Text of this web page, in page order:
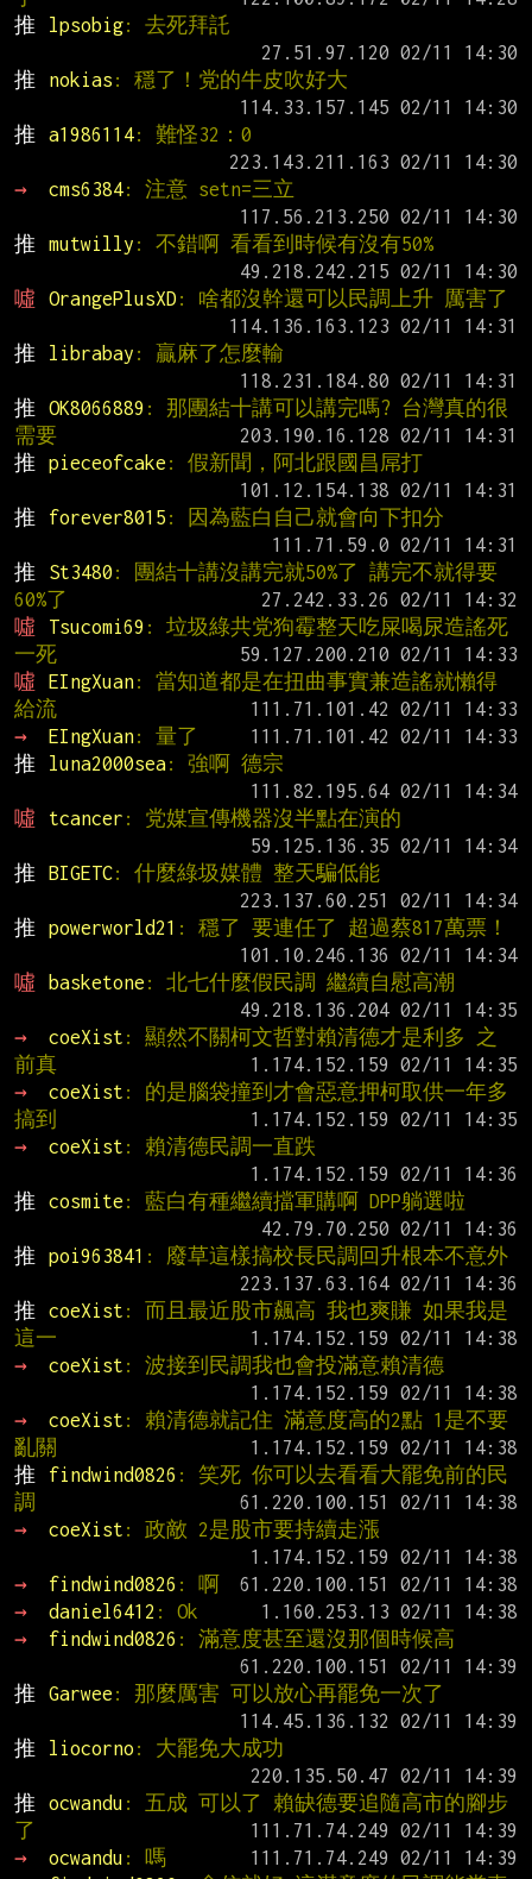
推
lpsobig: 去死拜託
推
nokias : 穩了！党的牛皮吹好大
推
a1986114: 難怪32：0
→
cms6384: 注意 setn=三立
推
mutwilly : 不錯啊 看看到時候有沒有50%
噓
OrangePlusXD : 啥都沒幹還可以民調上升 厲害了
推
librabay : 贏麻了怎麼輸
推
OK8066889 : 那團結十講可以講完嗎? 台灣真的很
需要
推
pieceofcake : 假新聞，阿北跟國昌屌打
推
forever8015 : 因為藍白自己就會向下扣分
推
St3480 : 團結十講沒講完就50%了 講完不就得要
60%了
噓
Tsucomi69 : 垃圾綠共党狗霉整天吃屎喝尿造謠死
一死
噓
EIngXuan: 當知道都是在扭曲事實兼造謠就懶得
給流
→
EIngXuan: 量了
推
luna2000sea: 強啊 德宗
噓
tcancer : 党媒宣傳機器沒半點在演的
推
BIGETC: 什麼綠圾媒體 整天騙低能
推
powerworld21 : 穩了 要連任了 超過蔡817萬票！
噓
basketone : 北七什麼假民調 繼續自慰高潮
→
coeXist : 顯然不關柯文哲對賴清德才是利多 之
前真
→
coeXist : 的是腦袋撞到才會惡意押柯取供一年多
搞到
→
coeXist : 賴清德民調一直跌
推
cosmite : 藍白有種繼續擋軍購啊 DPP躺選啦
推
poi963841 : 廢草這樣搞校長民調回升根本不意外
推
coeXist : 而且最近股市飆高 我也爽賺 如果我是
這一
→
coeXist : 波接到民調我也會投滿意賴清德
→
coeXist : 賴清德就記住 滿意度高的2點 1是不要
亂關
推
findwind0826 : 笑死 你可以去看看大罷免前的民
調
→
coeXist : 政敵 2是股市要持續走漲
→
findwind0826 : 啊
→
daniel6412 : Ok
→
findwind0826 : 滿意度甚至還沒那個時候高
推
Garwee : 那麼厲害 可以放心再罷免一次了
推
liocorno : 大罷免大成功
推
ocwandu : 五成 可以了 賴缺德要追隨高市的腳步
了
→
ocwandu : 嗎